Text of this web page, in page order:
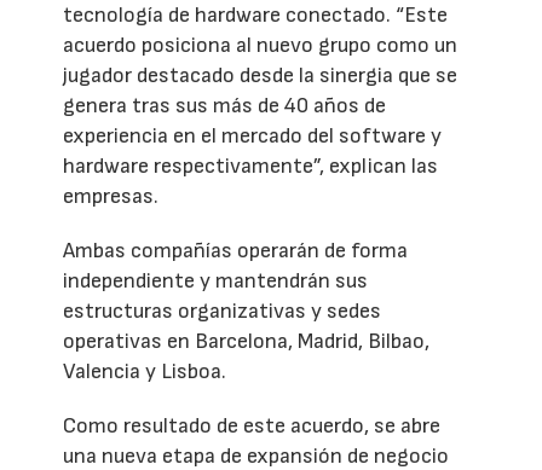
tecnología de hardware conectado. “Este
acuerdo posiciona al nuevo grupo como un
jugador destacado desde la sinergia que se
genera tras sus más de 40 años de
experiencia en el mercado del software y
hardware respectivamente”, explican las
empresas.
Ambas compañías operarán de forma
independiente y mantendrán sus
estructuras organizativas y sedes
operativas en Barcelona, Madrid, Bilbao,
Valencia y Lisboa.
Como resultado de este acuerdo, se abre
una nueva etapa de expansión de negocio